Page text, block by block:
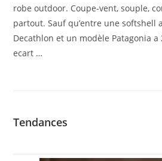
robe outdoor. Coupe-vent, souple,
partout. Sauf qu’entre une softshell
Decathlon et un modèle Patagonia a
ecart …
Tendances